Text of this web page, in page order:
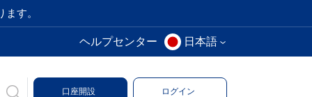
す。
ヘルプセンター 日本語
口座開設 ログイン